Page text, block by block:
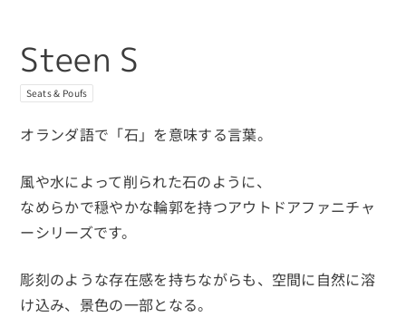
Steen S
Seats & Poufs
オランダ語で「石」を意味する言葉。
風や水によって削られた石のように、
なめらかで穏やかな輪郭を持つアウトドアファニチャ
ーシリーズです。
彫刻のような存在感を持ちながらも、空間に自然に溶
け込み、景色の一部となる。